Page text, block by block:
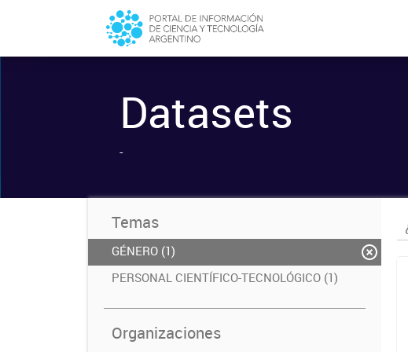
Datasets
-
Temas
GÉNERO (1)
PERSONAL CIENTÍFICO-TECNOLÓGICO (1)
Organizaciones